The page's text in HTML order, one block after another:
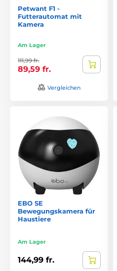
Petwant F1 -
Futterautomat mit
Kamera
Am Lager
111,99 fr.
89,59 fr.
Vergleichen
EBO SE
Bewegungskamera für
Haustiere
Am Lager
144,99 fr.